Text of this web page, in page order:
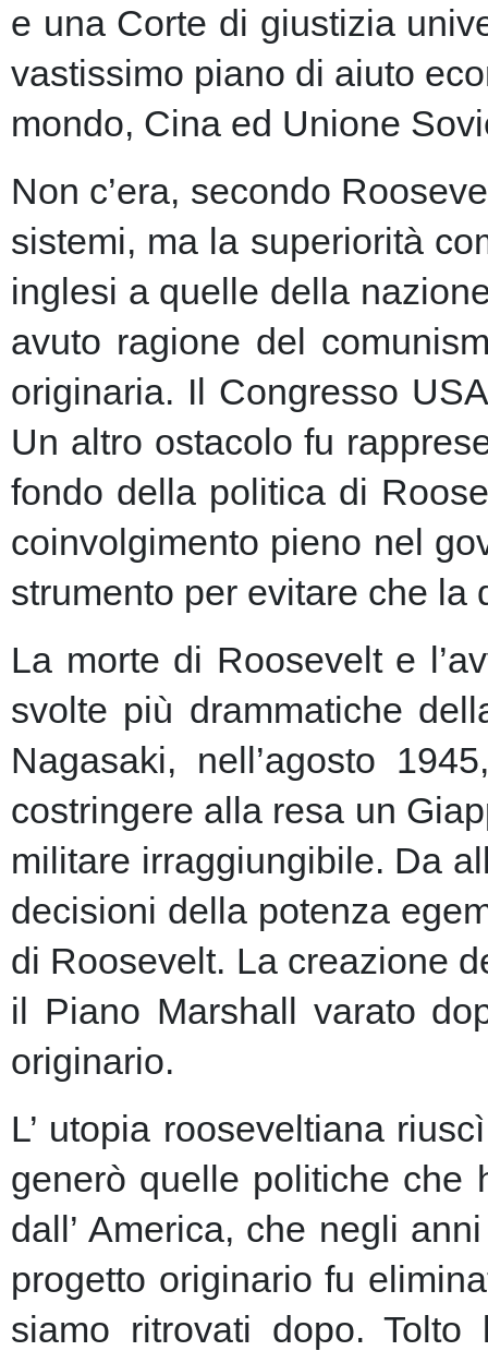
e una Corte di giustizia
vastissimo piano di aiuto
mondo, Cina ed Unione
Non c’era, secondo
sistemi, ma la superiorità
inglesi a quelle della
avuto ragione del
originaria. Il Congresso
Un altro ostacolo fu
fondo della politica di
coinvolgimento pieno nel
strumento per evitare che
La morte di Roosevelt e
svolte più drammatiche
Nagasaki, nell’agosto
costringere alla resa un
militare irraggiungibile. Da
decisioni della potenza
di Roosevelt. La creazione
il Piano Marshall varato
originario.
L’ utopia rooseveltiana
generò quelle politiche che
dall’ America, che negli
progetto originario fu
siamo ritrovati dopo.